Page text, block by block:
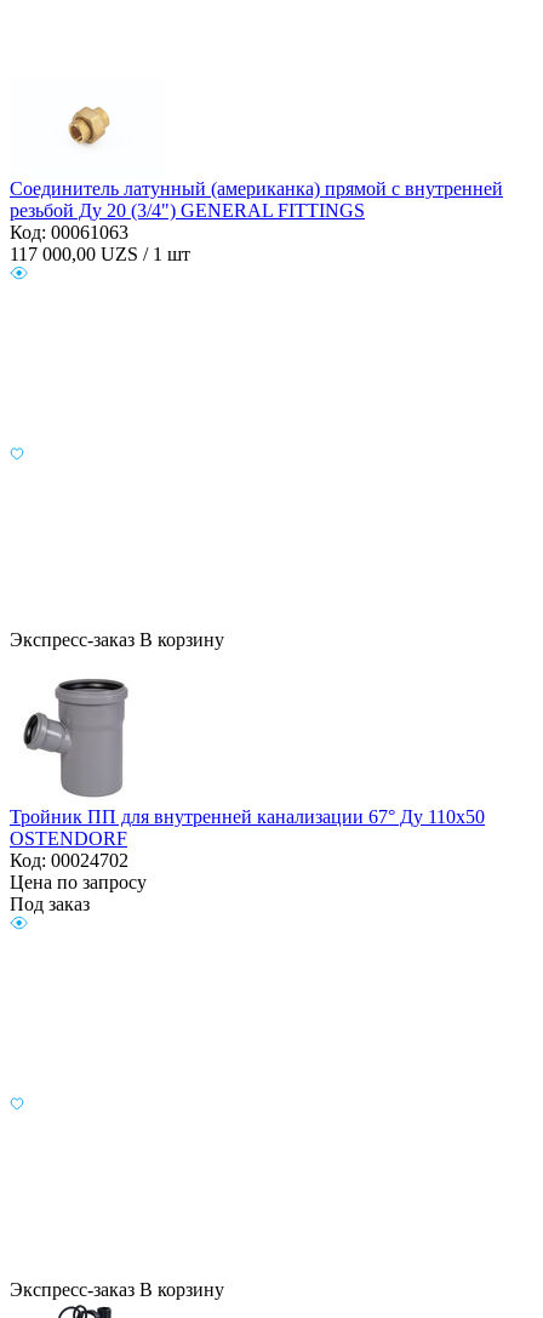
Соединитель латунный (американка) прямой с внутренней
резьбой Ду 20 (3/4") GENERAL FITTINGS
Код: 00061063
117 000,00 UZS / 1 шт
Экспресс-заказ В корзину
Тройник ПП для внутренней канализации 67° Ду 110х50
OSTENDORF
Код: 00024702
Цена по запросу
Под заказ
Экспресс-заказ В корзину